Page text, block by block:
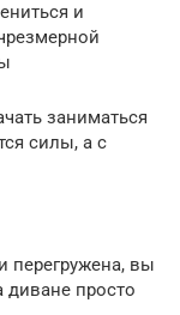
и
заниматься
силы, а с
перегружена, вы
просто